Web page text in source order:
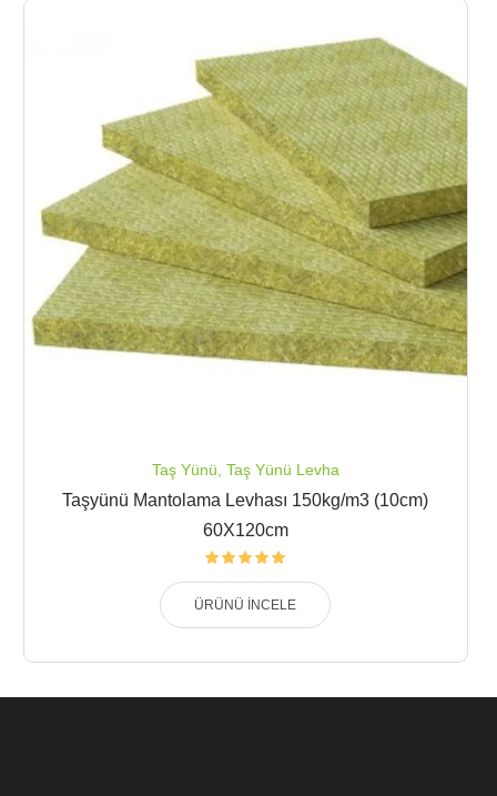
Taş Yünü Taş Yünü Levha
Taşyünü Mantolama Levhası 150kg/m3 (10cm)
60X120cm
ÜRÜNÜ İNCELE